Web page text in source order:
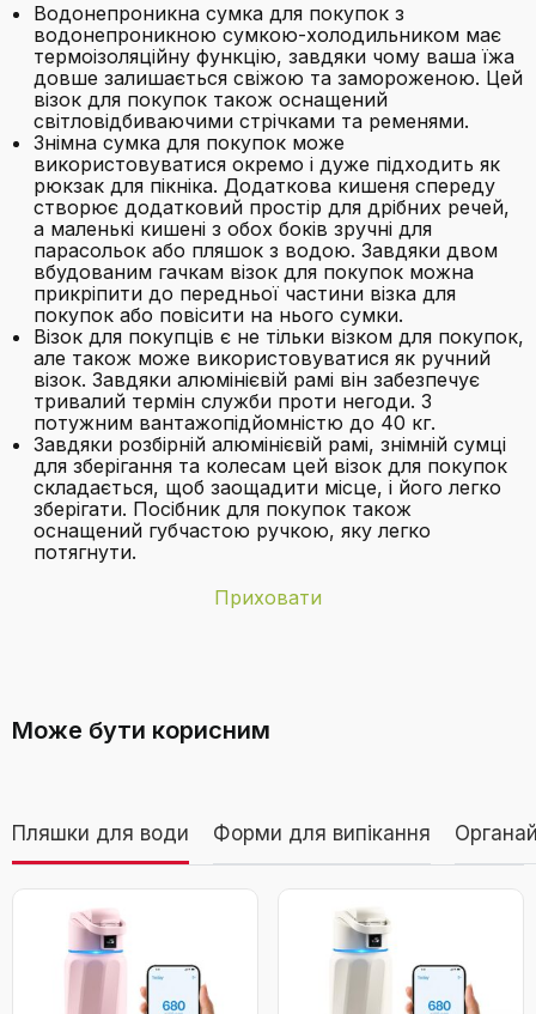
Водонепроникна сумка для покупок з
водонепроникною сумкою-холодильником має
термоізоляційну функцію, завдяки чому ваша їжа
довше залишається свіжою та замороженою. Цей
візок для покупок також оснащений
світловідбиваючими стрічками та ременями.
Знімна сумка для покупок може
використовуватися окремо і дуже підходить як
рюкзак для пікніка. Додаткова кишеня спереду
створює додатковий простір для дрібних речей,
а маленькі кишені з обох боків зручні для
парасольок або пляшок з водою. Завдяки двом
вбудованим гачкам візок для покупок можна
прикріпити до передньої частини візка для
покупок або повісити на нього сумки.
Візок для покупців є не тільки візком для покупок,
але також може використовуватися як ручний
візок. Завдяки алюмінієвій рамі він забезпечує
тривалий термін служби проти негоди. З
потужним вантажопідйомністю до 40 кг.
Завдяки розбірній алюмінієвій рамі, знімній сумці
для зберігання та колесам цей візок для покупок
складається, щоб заощадити місце, і його легко
зберігати. Посібник для покупок також
оснащений губчастою ручкою, яку легко
потягнути.
Приховати
Колір Сірий
батареї
Ні
Потрібна збірка
дуже міцний, Міцний, Довговічний,
Складний, Легкий
VOUNOT 3-в-1 для покупок, складна, з
термокамерою, шістьма колесами для
сходів, водонепроникна, 58 л, сіра
Може бути корисним
Пляшки для води Форми для випікання